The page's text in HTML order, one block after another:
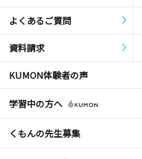
よくあるご質問
資料請求
KUMON体験者の声
学習中の方へ
くもんの先生募集